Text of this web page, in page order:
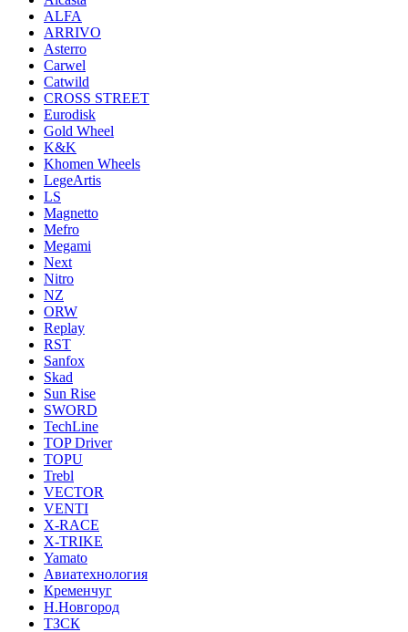
ALFA
ARRIVO
Asterro
Carwel
Catwild
CROSS STREET
Eurodisk
Gold Wheel
K&K
Khomen Wheels
LegeArtis
LS
Magnetto
Mefro
Megami
Next
Nitro
NZ
ORW
Replay
RST
Sanfox
Skad
Sun Rise
SWORD
TechLine
TOP Driver
TOPU
Trebl
VECTOR
VENTI
X-RACE
X-TRIKE
Yamato
Авиатехнология
Кременчуг
Н.Новгород
ТЗСК